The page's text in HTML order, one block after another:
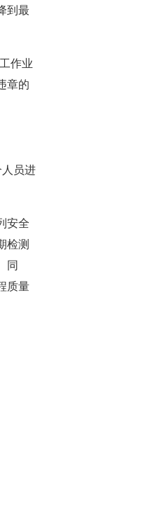
到最
作业
章的
人员进
安全
检测
同
质量